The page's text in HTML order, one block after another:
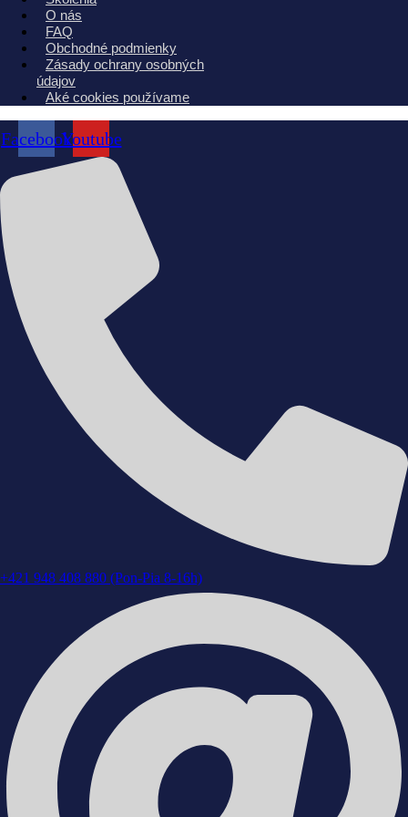
O nás
FAQ
Obchodné podmienky
Zásady ochrany osobných
údajov
Aké cookies používame
FacebookYoutube
+421 948 408 880 (Pon-Pia 8-16h)